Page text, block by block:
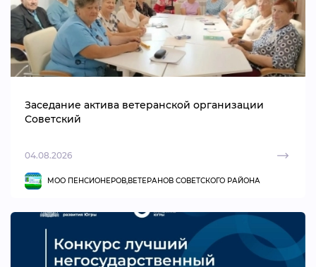
Заседание актива ветеранской организации
Советский
04.08.2026
МОО ПЕНСИОНЕРОВ,ВЕТЕРАНОВ СОВЕТСКОГО РАЙОНА